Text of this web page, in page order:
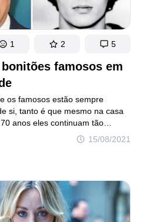
famosos em
15/08/2021
os famosos estão sempre
si, tanto é que mesmo na casa
anos eles continuam tão
como sempre. No entanto,
sabemos como os galãs
1 2 5